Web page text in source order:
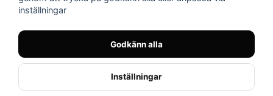
© Nilssons MC - Allt för dig & din MC
inställningar
Godkänn alla
Inställningar